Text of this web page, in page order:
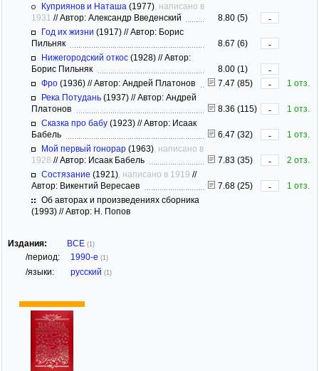
Куприянов и Наташа (1977) , написано в
1931 //Автор: Александр Введенский 8.80 (5)
-
Год их жизни (1917) //Автор: Борис
Пильняк
8.67 (6)
-
Нижегородский откос (1928) //Автор:
Борис Пильняк
8.00 (1)
-
Фро (1936) //Автор: Андрей Платонов 7.47 (85) -
1 отз.
Река Потудань (1937) //Автор: Андрей
Платонов
8.36 (115) -
1 отз.
Сказка про бабу (1923) //Автор: Исаак
Бабель
6.47 (32) -
1 отз.
Мой первый гонорар (1963) , написано в
1928 //Автор: Исаак Бабель 7.83 (35) -
2 отз.
Состязание (1921) , написано в 1919 //
Автор: Викентий Вересаев
7.68 (25) -
1 отз.
Об авторах и произведениях сборника
(1993) // Автор: Н. Попов
Издания: ВСЕ (1)
/период: 1990-е (1)
/языки: русский (1)